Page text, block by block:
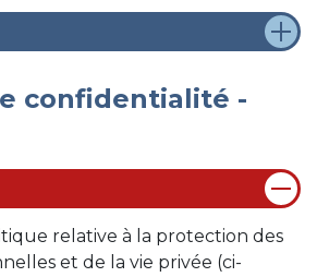
confidentialité -
relative à la protection des
et de la vie privée (ci-